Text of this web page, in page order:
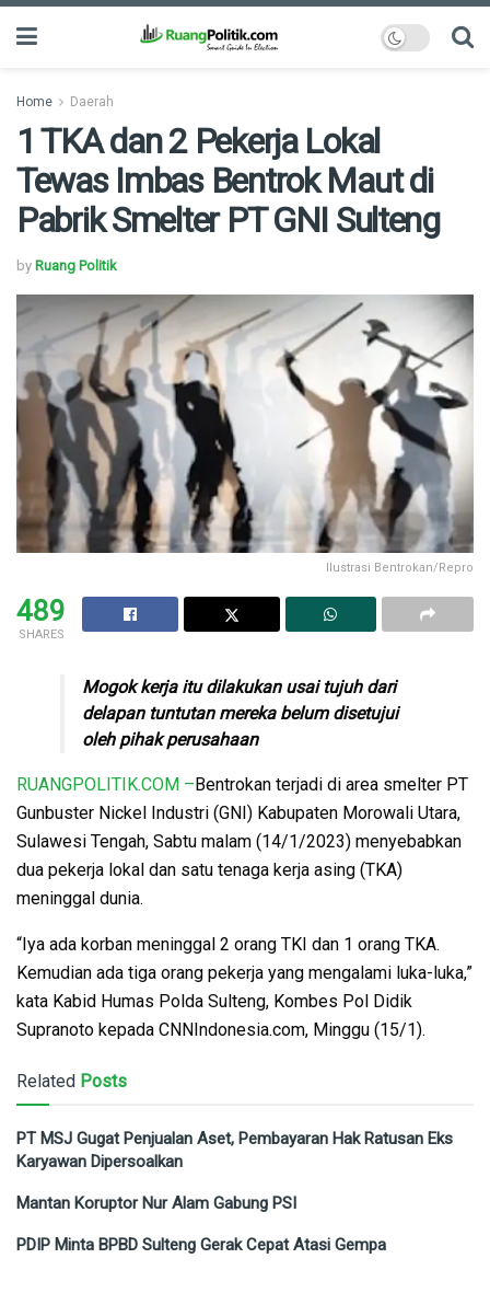
Home Daerah
1 TKA dan 2 Pekerja Lokal
Tewas Imbas Bentrok Maut di
Pabrik Smelter PT GNI Sulteng
by Ruang Politik
Ilustrasi Bentrokan/Repro
489
SHARES
Mogok kerja itu dilakukan usai tujuh dari
delapan tuntutan mereka belum disetujui
oleh pihak perusahaan
RUANGPOLITIK.COM – Bentrokan terjadi di area smelter PT
Gunbuster Nickel Industri (GNI) Kabupaten Morowali Utara,
Sulawesi Tengah, Sabtu malam (14/1/2023) menyebabkan
dua pekerja lokal dan satu tenaga kerja asing (TKA)
meninggal dunia.
“Iya ada korban meninggal 2 orang TKI dan 1 orang TKA.
Kemudian ada tiga orang pekerja yang mengalami luka-luka,”
kata Kabid Humas Polda Sulteng, Kombes Pol Didik
Supranoto kepada CNNIndonesia.com, Minggu (15/1).
Related Posts
PT MSJ Gugat Penjualan Aset, Pembayaran Hak Ratusan Eks
Karyawan Dipersoalkan
Mantan Koruptor Nur Alam Gabung PSI
PDIP Minta BPBD Sulteng Gerak Cepat Atasi Gempa